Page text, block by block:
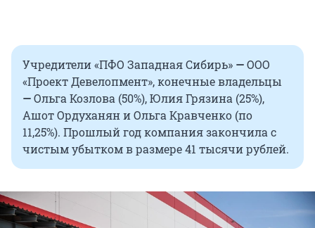
Учредители «ПФО Западная Сибирь» —ООО
«Проект Девелопмент», конечные владельцы
—Ольга Козлова (50%), Юлия Грязина (25%),
Ашот Ордуханян и Ольга Кравченко (по
11,25%). Прошлый год компания закончила с
чистым убытком в размере 41 тысячи рублей.